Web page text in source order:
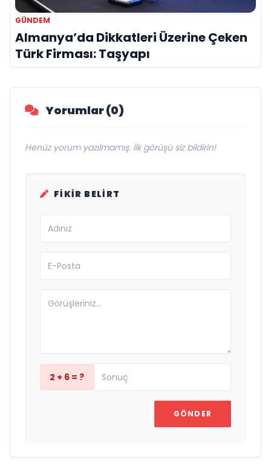
GÜNDEM
Almanya’da Dikkatleri Üzerine Çeken
Türk Firması: Taşyapı
Yorumlar (0)
Henüz yorum yazılmamış. İlk görüşü siz bildirin!
FIKIR BELIRT
2 + 6 = ?
GÖNDER